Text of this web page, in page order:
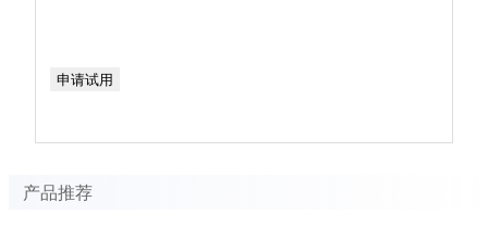
申请试用
产品推荐